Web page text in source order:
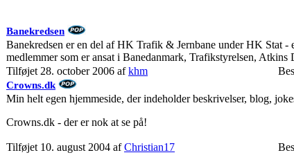
Banekredsen
Banekredsen er en del af HK Trafik & Jernbane under HK Stat
medlemmer som er ansat i Banedanmark, Trafikstyrelsen,
Tilføjet 28. october 2006 afkhm
Crowns.dk
Min helt egen hjemmeside, der indeholder beskrivelser, blog,
Crowns.dk - der er nok at se på!
Tilføjet 10. august 2004 afChristian17